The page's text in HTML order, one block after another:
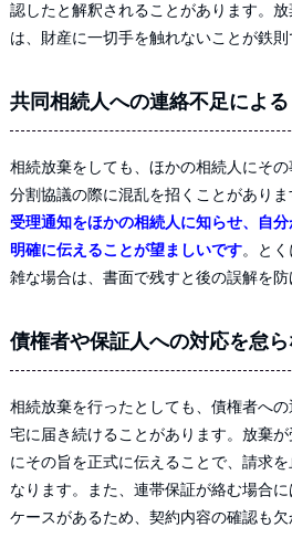
認したと解釈されることがあります。
は、財産に一切手を触れないことが鉄則
共同相続人への連絡不足によ
相続放棄をしても、ほかの相続人にそ
分割協議の際に混乱を招くことがありま
受理通知をほかの相続人に知らせ、自
明確に伝えることが望ましいです。と
雑な場合は、書面で残すと後の誤解を防
債権者や保証人への対応を怠
相続放棄を行ったとしても、債権者へ
宅に届き続けることがあります。放棄
にその旨を正式に伝えることで、請求
なります。また、連帯保証が絡む場合
ケースがあるため、契約内容の確認も欠